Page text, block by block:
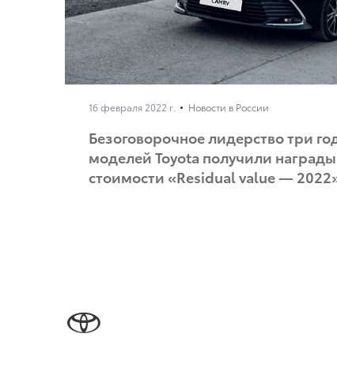
16 февраля 2022 г. Новости в России
Безоговорочное лидерство три
моделей Toyota получили
стоимости «Residual value —